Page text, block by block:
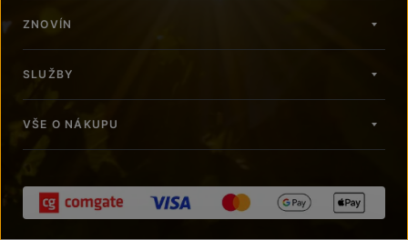
ZNOVÍN
SLUŽBY
VŠE O NÁKUPU